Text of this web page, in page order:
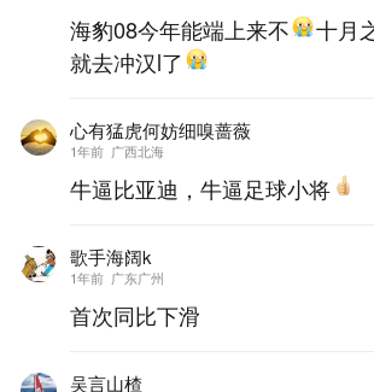
海豹08今年能端上来不
十月
就去冲汉l了
心有猛虎何妨细嗅蔷薇
1年前 广西北海
牛逼比亚迪，牛逼足球小将
歌手海阔k
1年前 广东广州
首次同比下滑
吴言山楂